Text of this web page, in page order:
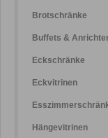
Brotschränke
Buffets &
Eckschränke
Eckvitrinen
Hängevitrinen